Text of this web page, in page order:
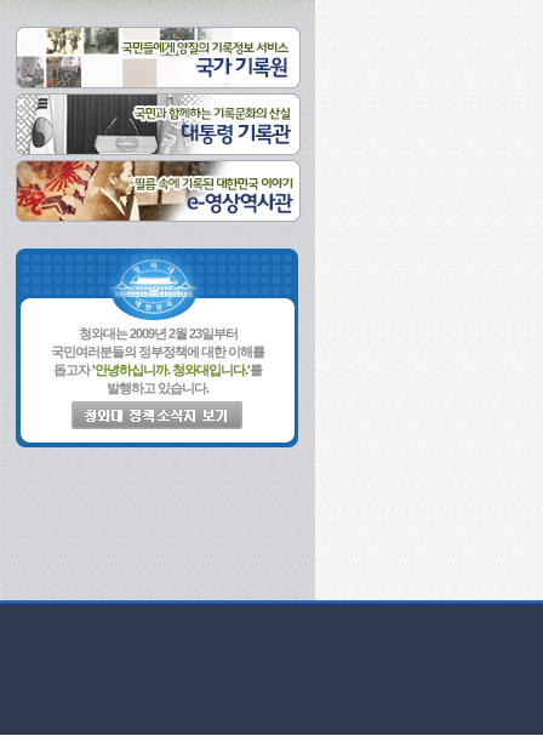
청와대는 2009년 2월 23일부터
국민여러분들의 정부정책에 대한 이해를
돕고자'안녕하십니까. 청와대입니다.'를
발행하고 있습니다.